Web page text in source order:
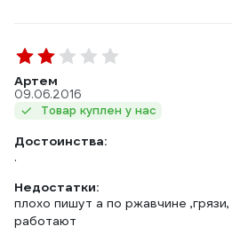
Артем
09.06.2016
Товар куплен у нас
Достоинства:
.
Недостатки:
плохо пишут а по ржавчине
работают